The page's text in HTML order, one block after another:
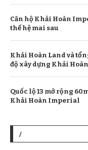
Căn hộ Khải Hoàn
thế hệ mai sau
Khải Hoàn Land và
độ xây dựng Khải
Quốc lộ 13 mở rộng
Khải Hoàn Imperial
/